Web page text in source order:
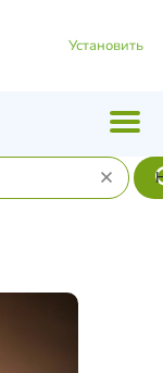
Установить